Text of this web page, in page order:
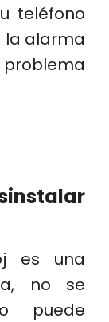
teléfono
la alarma
problema
es una
no se
puede